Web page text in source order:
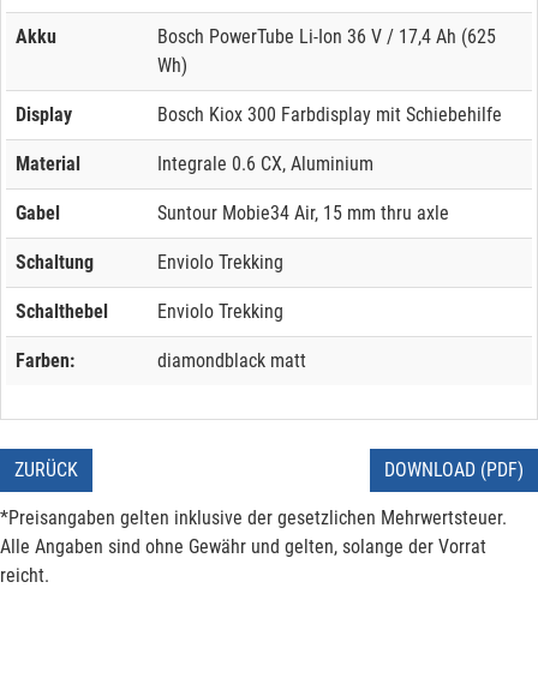
Akku
Bosch PowerTube Li-Ion 36 V / 17,4 Ah (625
Wh)
Display Bosch Kiox 300 Farbdisplay mit Schiebehilfe
Material Integrale 0.6 CX, Aluminium
Gabel Suntour Mobie34 Air, 15 mm thru axle
Schaltung Enviolo Trekking
Schalthebel Enviolo Trekking
Farben: diamondblack matt
ZURÜCK DOWNLOAD (PDF)
*Preisangaben gelten inklusive der gesetzlichen Mehrwertsteuer.
Alle Angaben sind ohne Gewähr und gelten, solange der Vorrat
reicht.